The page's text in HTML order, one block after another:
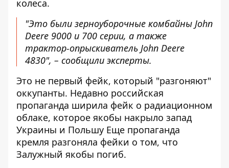
колеса.
"Это были зерноуборочные комбайны John
Deere 9000 и 700 серии, а также
трактор-опрыскиватель John Deere
4830", – сообщили эксперты.
Это не первый фейк, который "разгоняют"
оккупанты. Недавно российская
пропаганда ширила фейк о радиационном
облаке, которое якобы накрыло запад
Украины и Польшу Еще пропаганда
кремля разгоняла фейки о том, что
Залужный якобы погиб.